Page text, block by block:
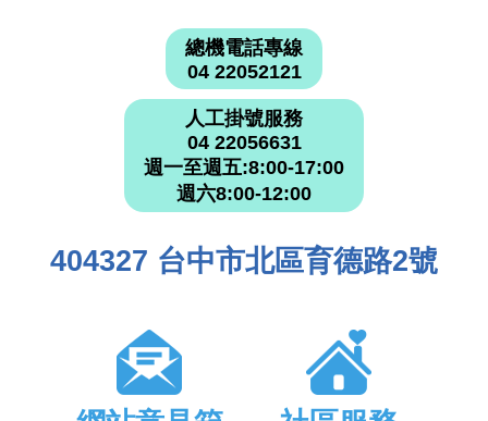
總機電話專線
04 22052121
人工掛號服務
04 22056631
週一至週五:8:00-17:00
週六8:00-12:00
404327 台中市北區育德路2號